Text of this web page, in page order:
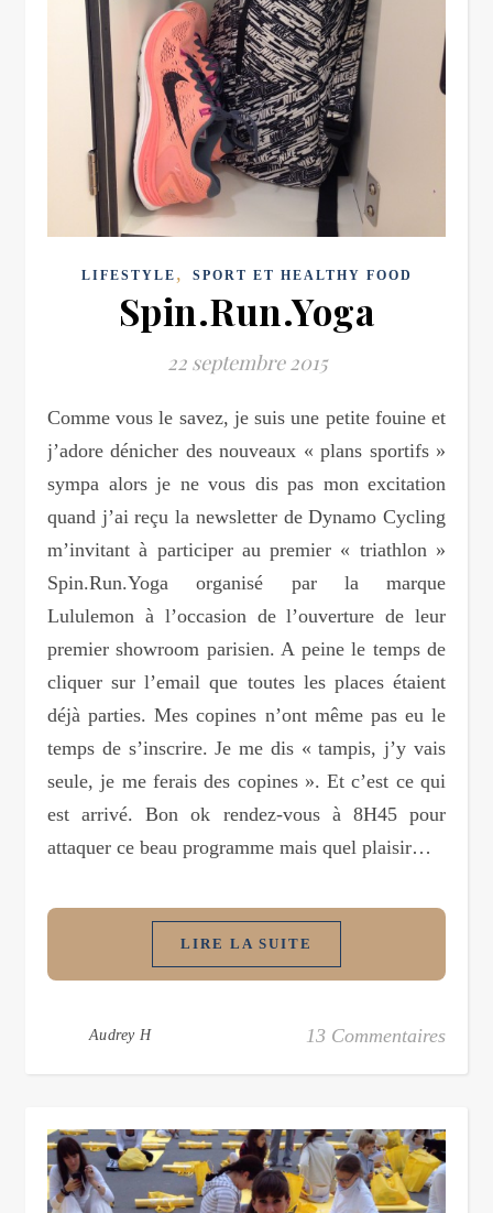
LIFESTYLE , SPORT ET HEALTHY FOOD
Spin.Run.Yoga
22 septembre 2015
Comme vous le savez, je suis une petite fouine et
j’adore dénicher des nouveaux « plans sportifs »
sympa alors je ne vous dis pas mon excitation
quand j’ai reçu la newsletter de Dynamo Cycling
m’invitant à participer au premier « triathlon »
Spin.Run.Yoga organisé par la marque
Lululemon à l’occasion de l’ouverture de leur
premier showroom parisien. A peine le temps de
cliquer sur l’email que toutes les places étaient
déjà parties. Mes copines n’ont même pas eu le
temps de s’inscrire. Je me dis « tampis, j’y vais
seule, je me ferais des copines ». Et c’est ce qui
est arrivé. Bon ok rendez-vous à 8H45 pour
attaquer ce beau programme mais quel plaisir…
LIRE LA SUITE
Audrey H 13 Commentaires